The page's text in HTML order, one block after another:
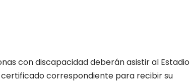
con discapacidad deberán asistir al Estadio
certificado correspondiente para recibir su